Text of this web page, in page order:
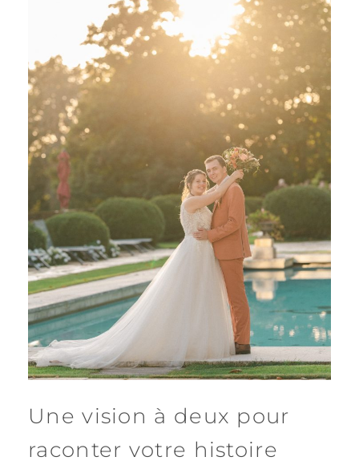
Une vision à deux pour
raconter votre histoire